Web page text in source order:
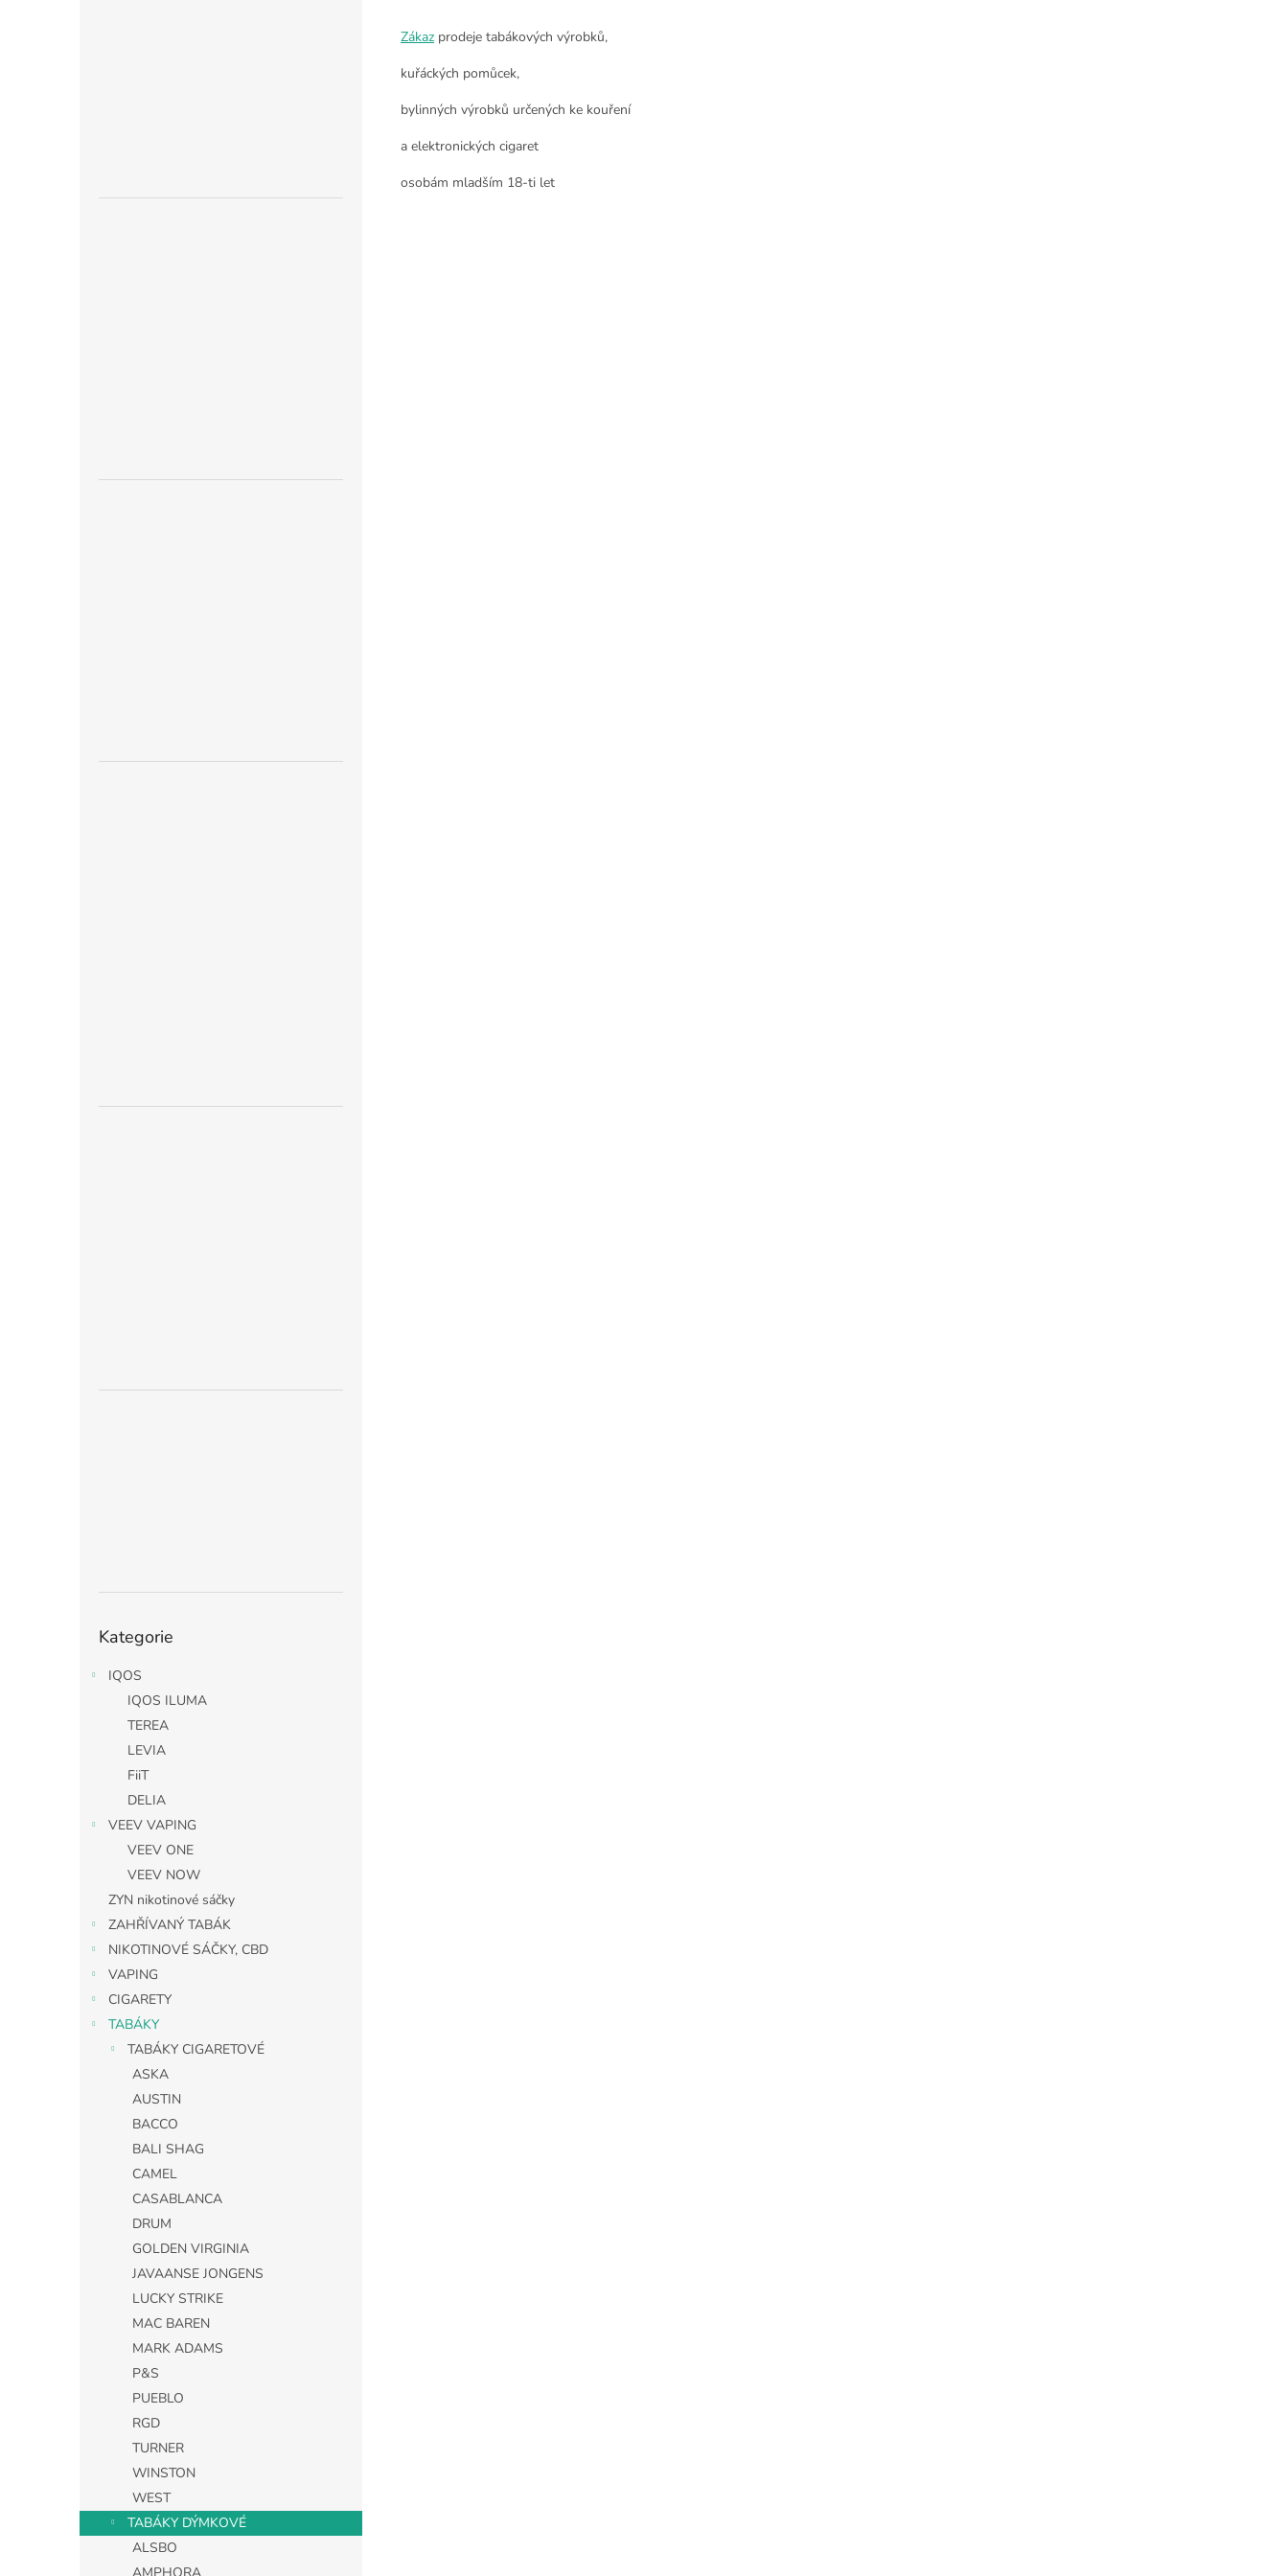
kategorie
Kategorie
IQOS
IQOS ILUMA
TEREA
LEVIA
FiiT
DELIA
VEEV VAPING
VEEV ONE
VEEV NOW
ZYN nikotinové sáčky
ZAHŘÍVANÝ TABÁK
NIKOTINOVÉ SÁČKY, CBD
VAPING
CIGARETY
TABÁKY
TABÁKY CIGARETOVÉ
ASKA
AUSTIN
BACCO
BALI SHAG
CAMEL
CASABLANCA
DRUM
GOLDEN VIRGINIA
JAVAANSE JONGENS
LUCKY STRIKE
MAC BAREN
MARK ADAMS
P&S
PUEBLO
RGD
TURNER
WINSTON
WEST
TABÁKY DÝMKOVÉ
ALSBO
AMPHORA
Zákaz prodeje tabákových výrobků,
kuřáckých pomůcek,
bylinných výrobků určených ke kouření
a elektronických cigaret
osobám mladším 18-ti let